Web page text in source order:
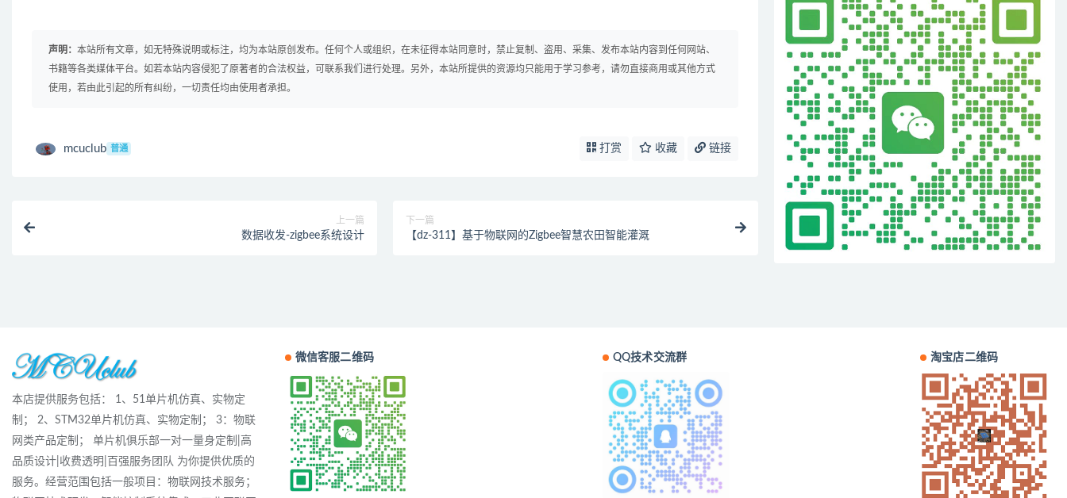
声明： 本站所有文章，如无特殊说明或标注，均为本站原创发布。任何个人或组织，在未征得本站同意时，禁止复制、盗用、采集、发布本站内容到任何网站、
书籍等各类媒体平台。如若本站内容侵犯了原著者的合法权益，可联系我们进行处理。另外，本站所提供的资源均只能用于学习参考，请勿直接商用或其他方式
使用，若由此引起的所有纠纷，一切责任均由使用者承担。
mcuclub 普通 打赏 收藏 链接
上一篇
数据收发-zigbee系统设计
下一篇
【dz-311】基于物联网的Zigbee智慧农田智能灌溉
本店提供服务包括： 1、51单片机仿真、实物定
制； 2、STM32单片机仿真、实物定制； 3：物联
网类产品定制； 单片机俱乐部一对一量身定制|高
品质设计|收费透明|百强服务团队 为你提供优质的
服务。经营范围包括一般项目：物联网技术服务；
微信客服二维码 QQ技术交流群 淘宝店二维码